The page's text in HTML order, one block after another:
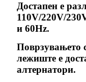
Достапен е
110V/220V/
и 60Hz.
Поврзувањето
лежиште е
алтернатори.